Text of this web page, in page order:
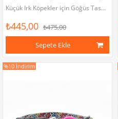
Küçük Irk Köpekler için Göğüs Tasması (Göğüs çevresi 32 - 51 cm)
₺445,00 ₺475,00
Sepete Ekle
%10 İndirim